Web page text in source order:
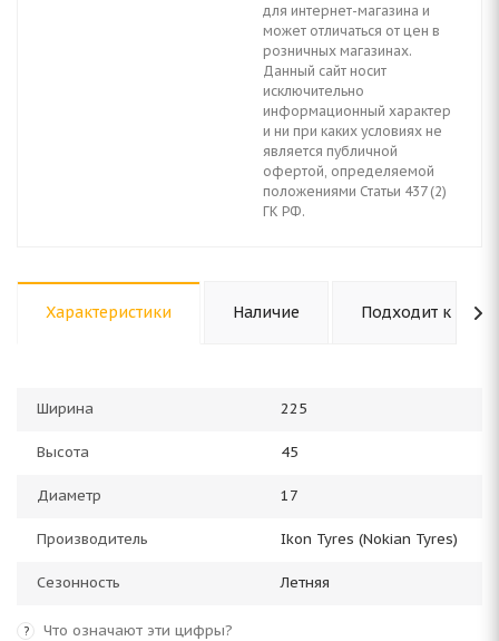
для интернет-магазина и
может отличаться от цен в
розничных магазинах.
Данный сайт носит
исключительно
информационный характер
и ни при каких условиях не
является публичной
офертой, определяемой
положениями Статьи 437 (2)
ГК РФ.
Характеристики Наличие Подходит к авто
Ширина 225
Высота 45
Диаметр 17
Производитель Ikon Tyres (Nokian Tyres)
Сезонность Летняя
? Что означают эти цифры?